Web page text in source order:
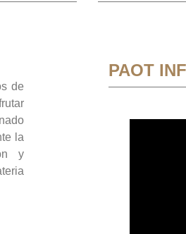
de
la
y
PAOT